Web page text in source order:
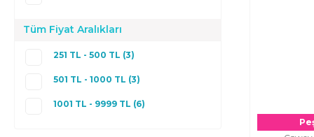
Tüm Fiyat Aralıkları
251 TL - 500 TL (3)
501 TL - 1000 TL (3)
1001 TL - 9999 TL (6)